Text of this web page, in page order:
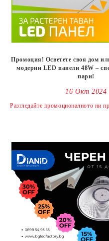
Промоция! Осветете своя дом
модерни LED панели 48W –
пари!
16 Окт 2024
Разгледайте промоционалното ни